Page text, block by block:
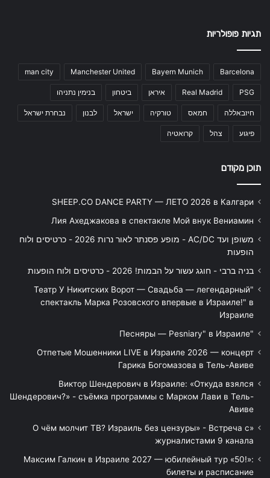
תגיות פופולריות
Barcelona
Bayern Munich
Manchester United
man city
PSG
Real Madrid איראן ביטחון בנימין נתניהו
חיזבאללה חמאס טורקיה ישראל לבנון נבחרת ישראל
פיגוע צהל קרואטיה
תוכן מקודם
SHEEP.CO DANCE PARTY — ЛЕТО 2026 в Калгари
Лия Ахеджакова в спектакле Мой внук Вениамин
משופן ועד AC/DC - מופע פסנתר לאור נרות 2026 - כרטיסים ולוח
הופעות
בניה ברבי - חוגג עשור על הבמות! 2026 - כרטיסים ולוח הופעות
"Театр У Никитских Ворот — Свадьба — легендарный
спектакль Марка Розовского впервые в Израиле!" в
Израиле
"Песняры — Pesniary" в Израиле
Отпетые Мошенники LIVE в Израиле 2026 — концерт
Гарика Богомазова в Тель-Авиве
Виктор Шендерович в Израиле: «Откуда взялся
Шендерович?» - съёмка программы с Марком Лави в Тель-
Авиве
«О чём молчит ТВ? Израиль без цензуры» - Встреча с
журналистами 9 канала
Максим Галкин в Израиле 2027 — юбилейный тур «50!»:
билеты и расписание